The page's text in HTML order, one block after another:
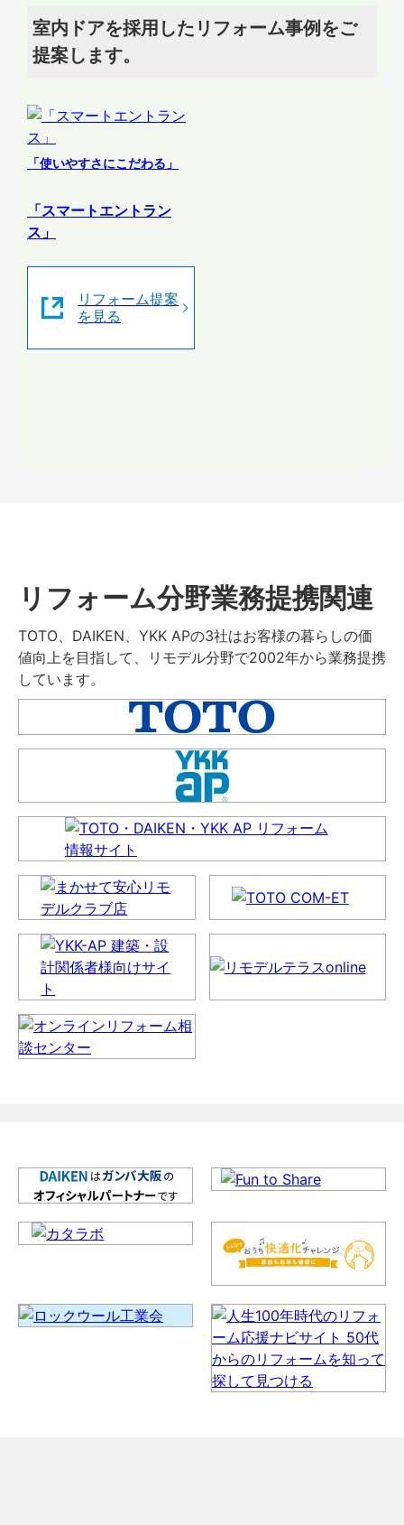
室内ドアを採用したリフォーム事例をご
提案します。
「使いやすさにこだわる」
「スマートエントラン
ス」
リフォーム提案
を見る
リフォーム分野業務提携関連
TOTO、DAIKEN、YKK APの3社はお客様の暮らしの価
値向上を目指して、リモデル分野で2002年から業務提携
しています。